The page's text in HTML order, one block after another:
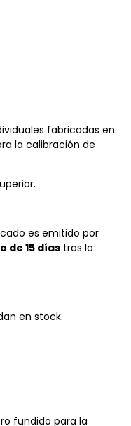
fabricadas en
la calibración de
es emitido por
de 15 días tras la
en stock.